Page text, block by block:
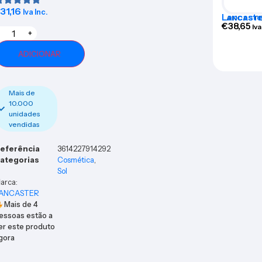
31,16 Iva Inc.
+
ADICIONAR
Mais de
10.000
unidades
vendidas
3614227914292
Cosmética,
Sol
Mais de4
estão a
este produto
400ml
€38,65